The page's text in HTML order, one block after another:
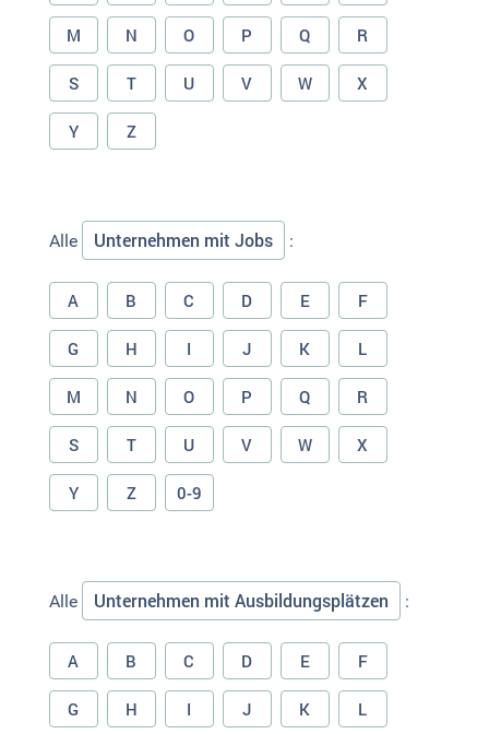
M N O P Q R
S T U V W X
Y Z
Alle Unternehmen mit Jobs :
A B C D E F
G H I J K L
M N O P Q R
S T U V W X
Y Z 0-9
Alle Unternehmen mit Ausbildungsplätzen :
A B C D E F
G H I J K L